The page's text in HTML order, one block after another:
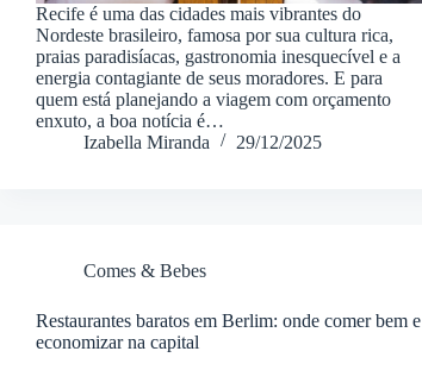
Recife é uma das cidades mais vibrantes do
Nordeste brasileiro, famosa por sua cultura rica,
praias paradisíacas, gastronomia inesquecível e a
energia contagiante de seus moradores. E para
quem está planejando a viagem com orçamento
enxuto, a boa notícia é…
Izabella Miranda
29/12/2025
Comes & Bebes
Restaurantes baratos em Berlim: onde comer bem e
economizar na capital